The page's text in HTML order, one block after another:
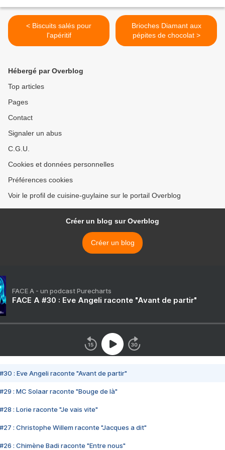
< Biscuits salés pour
l'apéritif
Brioches Diamant aux
pépites de chocolat >
Hébergé par Overblog
Top articles
Pages
Contact
Signaler un abus
C.G.U.
Cookies et données personnelles
Préférences cookies
Voir le profil de cuisine-guylaine sur le portail Overblog
Créer un blog sur Overblog
Créer un blog
FACE A - un podcast Purecharts
FACE A #30 : Eve Angeli raconte "Avant de partir"
#30 : Eve Angeli raconte "Avant de partir"
#29 : MC Solaar raconte "Bouge de là"
#28 : Lorie raconte "Je vais vite"
#27 : Christophe Willem raconte "Jacques a dit"
#26 : Chimène Badi raconte "Entre nous"